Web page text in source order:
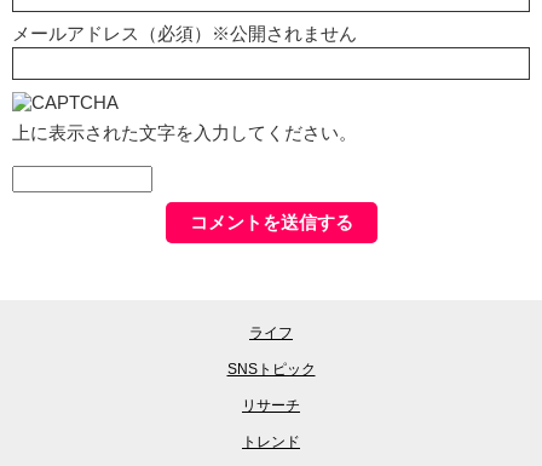
メールアドレス（必須）※公開されません
上に表示された文字を入力してください。
ライフ
SNSトピック
リサーチ
トレンド